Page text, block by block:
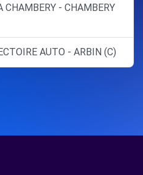
- CHAMBERY
AUTO - ARBIN (C)